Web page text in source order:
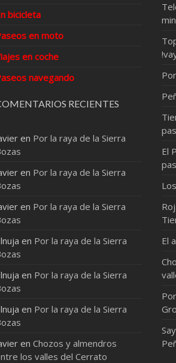
bicicleta
en moto
en coche
navegando
RECIENTES
en Por la raya de la Sierra
en Por la raya de la Sierra
en Por la raya de la Sierra
en Por la raya de la Sierra
en Por la raya de la Sierra
en Por la raya de la Sierra
enChozos y almendros
los valles del Cerrato
El
El